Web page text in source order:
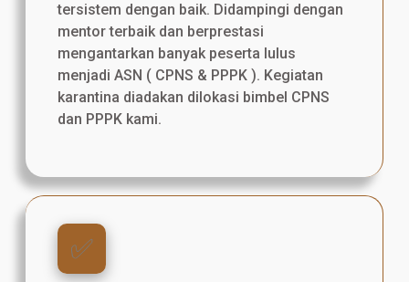
tersistem dengan baik. Didampingi dengan
mentor terbaik dan berprestasi
mengantarkan banyak peserta lulus
menjadi ASN ( CPNS & PPPK ). Kegiatan
karantina diadakan dilokasi bimbel CPNS
dan PPPK kami.
✅️